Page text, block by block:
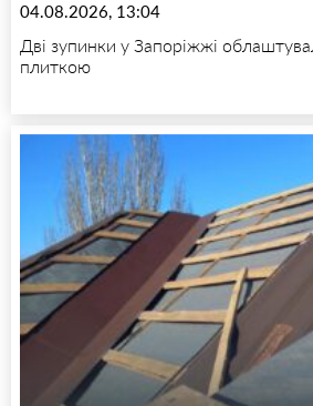
04.08.2026, 13:04
Дві зупинки у Запоріжжі
плиткою